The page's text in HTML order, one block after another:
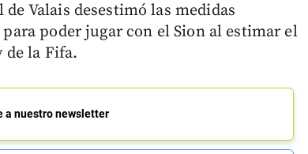
Valais desestimó las medidas
poder jugar con el Sion al estimar el
de la Fifa.
a nuestro newsletter